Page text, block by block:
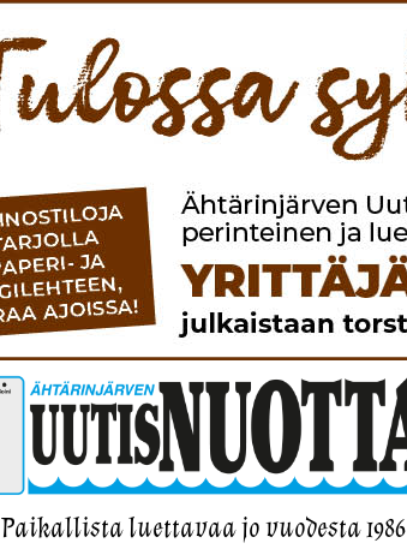
Paikallista luettavaa jo vuodesta 1986